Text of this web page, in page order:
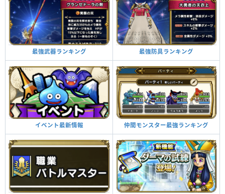
最強武器ランキング 最強防具ランキング
イベント最新情報 仲間モンスター最強ランキング